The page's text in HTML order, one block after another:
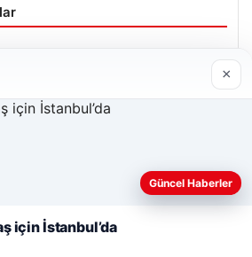
Haberler
ve geliştirmek amacıyla çerezler
Et
×
Güncel Haberler
için İstanbul’da